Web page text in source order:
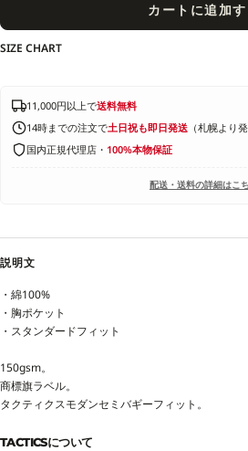
カートに追加
SIZE CHART
11,000円以上で送料無料
14時までの注文で土日祝も即日発送 （札幌より発
国内正規代理店・ 100%本物保証
配送・送料の詳細はこ
説明文
・綿100%
・胸ポケット
・スタンダードフィット
150gsm。
商標旗ラベル。
タクティクスモダンセミバギーフィット。
TACTICSについて